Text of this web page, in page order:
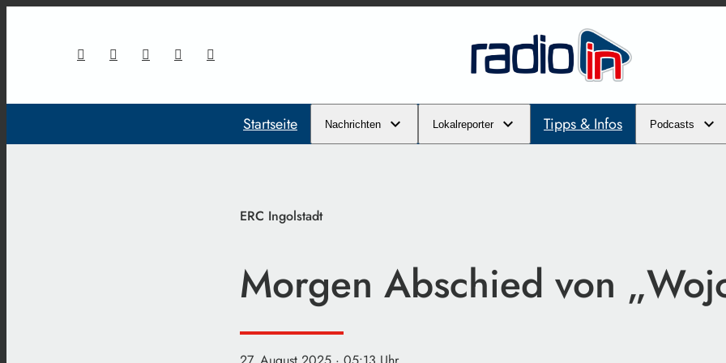
Startseite Nachrichten Lokalreporter Tipps & Infos Podcasts
ERC Ingolstadt
Morgen Abschied von